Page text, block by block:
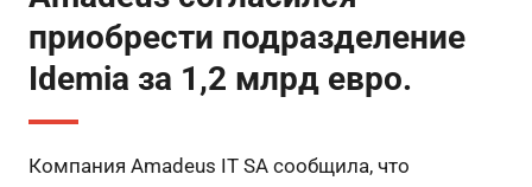
приобрести подразделение
Idemia за 1,2 млрд евро.
Компания Amadeus IT SA сообщила, что